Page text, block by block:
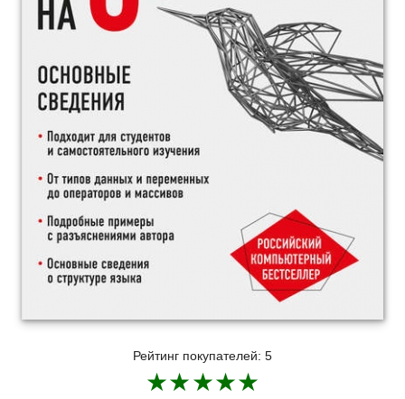
Рейтинг покупателей: 5
★
★
★
★
★